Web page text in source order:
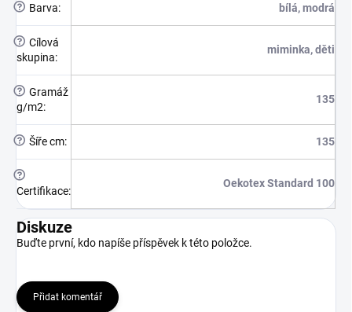
? Barva: bílá, modrá
? Cílová
skupina:
miminka, děti
? Gramáž
g/m2:
135
? Šíře cm: 135
?
Certifikace:
Oekotex Standard 100
Diskuze
Buďte první, kdo napíše příspěvek k této položce.
Přidat komentář